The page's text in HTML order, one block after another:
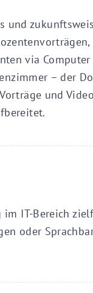
via
– der
und
IT-Bereich
oder